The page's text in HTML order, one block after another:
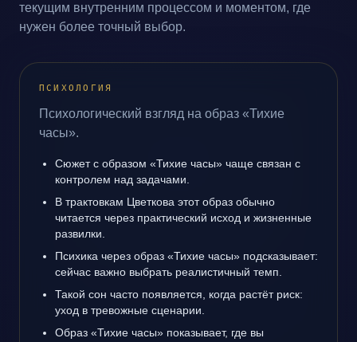
текущим внутренним процессом и моментом, где
нужен более точный выбор.
ПСИХОЛОГИЯ
Психологический взгляд на образ «Тихие
часы».
Сюжет с образом «Тихие часы» чаще связан с
контролем над задачами.
В трактовкам Цветкова этот образ обычно
читается через практический исход и жизненные
развилки.
Психика через образ «Тихие часы» подсказывает:
сейчас важно выбрать реалистичный темп.
Такой сон часто появляется, когда растёт риск:
уход в тревожные сценарии.
Образ «Тихие часы» показывает, где вы